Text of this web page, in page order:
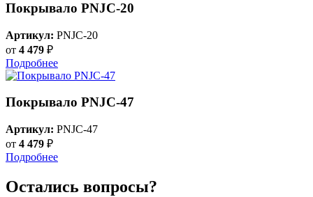
Покрывало PNJC-20
Артикул: PNJC-20
от 4 479 ₽
Подробнее
Покрывало PNJC-47
Артикул: PNJC-47
от 4 479 ₽
Подробнее
Остались вопросы?